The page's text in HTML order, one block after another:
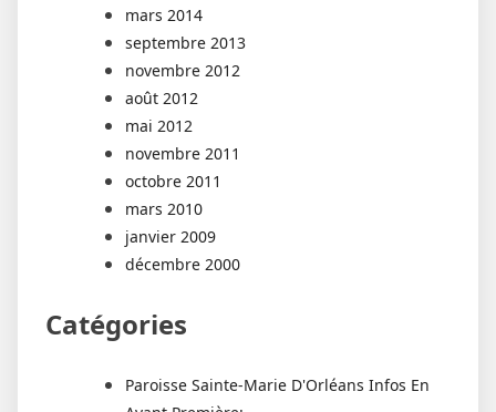
mars 2014
septembre 2013
novembre 2012
août 2012
mai 2012
novembre 2011
octobre 2011
mars 2010
janvier 2009
décembre 2000
Catégories
Paroisse Sainte-Marie D'Orléans Infos En